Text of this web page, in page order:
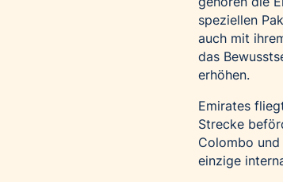
speziellen
auch mit
das
erhöhen.
Emirates
Strecke
Colombo
einzige